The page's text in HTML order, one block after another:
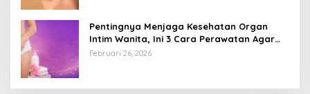
Pentingnya Menjaga Kesehatan Organ
Intim Wanita, Ini 3 Cara Perawatan Agar
Tetap Bersih
Februari 26, 2026